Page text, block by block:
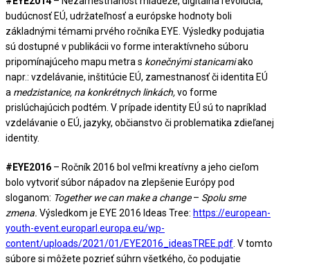
budúcnosť EÚ, udržateľnosť a európske hodnoty boli
základnými témami prvého ročníka EYE. Výsledky podujatia
sú dostupné v publikácii vo forme interaktívneho súboru
pripomínajúceho mapu metra s konečnými stanicamiako
napr.: vzdelávanie, inštitúcie EÚ, zamestnanosť či identita EÚ
a medzistanice, na konkrétnych linkách,vo forme
prislúchajúcich podtém. V prípade identity EÚ sú to napríklad
vzdelávanie o EÚ, jazyky, občianstvo či problematika zdieľanej
identity.
#EYE2016 – Ročník 2016 bol veľmi kreatívny a jeho cieľom
bolo vytvoriť súbor nápadov na zlepšenie Európy pod
sloganom: Together we can make a change– Spolu sme
zmena. Výsledkom je EYE 2016 Ideas Tree: https://european-
youth-event.europarl.europa.eu/wp-
content/uploads/2021/01/EYE2016_ideasTREE.pdf . V tomto
súbore si môžete pozrieť súhrn všetkého, čo podujatie